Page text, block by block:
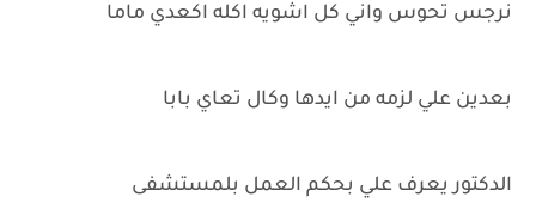
نرجس تحوس واني كل اشويه اكله اكعدي ماما
بعدين علي لزمه من ايدها وكال تعاي بابا
الدكتور يعرف علي بحكم العمل بلمستشفى